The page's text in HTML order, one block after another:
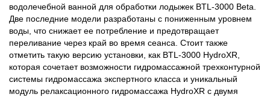
водолечебной ванной для обработки лодыжек BTL-3000 Beta.
Две последние модели разработаны с пониженным уровнем
воды, что снижает ее потребление и предотвращает
переливание через край во время сеанса. Стоит также
отметить такую версию установки, как BTL-3000 HydroXR,
которая сочетает возможности гидромассажной трехконтурной
системы гидромассажа экспертного класса и уникальный
модуль релаксационного гидромассажа HydroXR с двумя